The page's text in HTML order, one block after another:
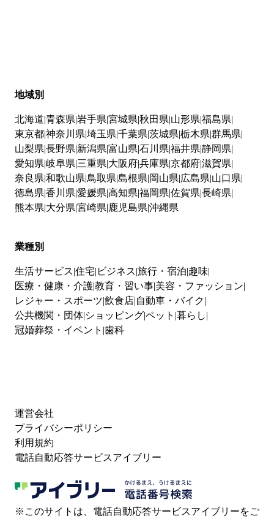
地域別
北海道 青森県 岩手県 宮城県 秋田県 山形県 福島県
東京都神奈川県 埼玉県 千葉県 茨城県 栃木県 群馬県
山梨県 長野県 新潟県 富山県 石川県 福井県 静岡県
愛知県 岐阜県 三重県 大阪府兵庫県 京都府滋賀県
奈良県 和歌山県 鳥取県 島根県 岡山県 広島県 山口県
徳島県 香川県 愛媛県 高知県 福岡県 佐賀県 長崎県
熊本県 大分県 宮崎県 鹿児島県 沖縄県
業種別
生活サービス 住宅 ビジネス 旅行・宿泊 趣味
医療・健康・介護教育・習い事 美容・ファッション
レジャー・スポーツ 飲食店 自動車・バイク
公共機関・団体 ショッピングペット 暮らし
冠婚葬祭・イベント 歯科
運営会社
プライバシーポリシー
利用規約
電話自動応答サービスアイブリー
※このサイトは、電話自動応答サービスアイブリーをご